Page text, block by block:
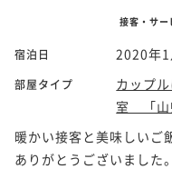
接客・サー
宿泊日 2020年1
部屋タイプ
カップ
室 「山
暖かい接客と美味しいご
ありがとうございました